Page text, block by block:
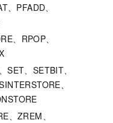
、PFADD、
、RPOP、
SET、SETBIT、
、
、ZREM、